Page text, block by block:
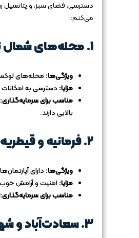
دسترسی، فضای سبز، و پتانسیل
می‌کنم:
1. محله‌های شمال
ویژگی‌ها: محله‌های لوکس
مزایا: دسترسی به
مناسب برای سرمایه‌گذاری:
بالایی دارند.
2. فرمانیه و قیطریه
ویژگی‌ها: دارای
مزایا:امنیت و آرامش
مناسب برای سرمایه‌گذاری:
3. سعادت‌آباد و